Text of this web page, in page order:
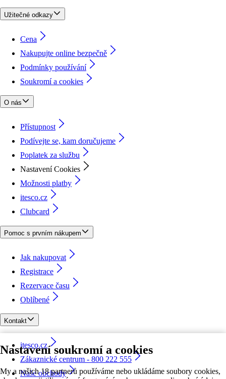
Nastavení soukromí a cookies
My a našich 18 partnerů používáme nebo ukládáme soubory cookies,
Užitečné odkazy
Cena
Nakupujte online bezpečně
Podmínky používání
Soukromí a cookies
O nás
Přístupnost
Podívejte se, kam doručujeme
Poplatek za službu
Nastavení Cookies
Možnosti platby
itesco.cz
Clubcard
Pomoc s prvním nákupem
Jak nakupovat
Registrace
Rezervace času
Oblíbené
Kontakt
itesco.cz
Zákaznické centrum - 800 222 555
Naše obchody